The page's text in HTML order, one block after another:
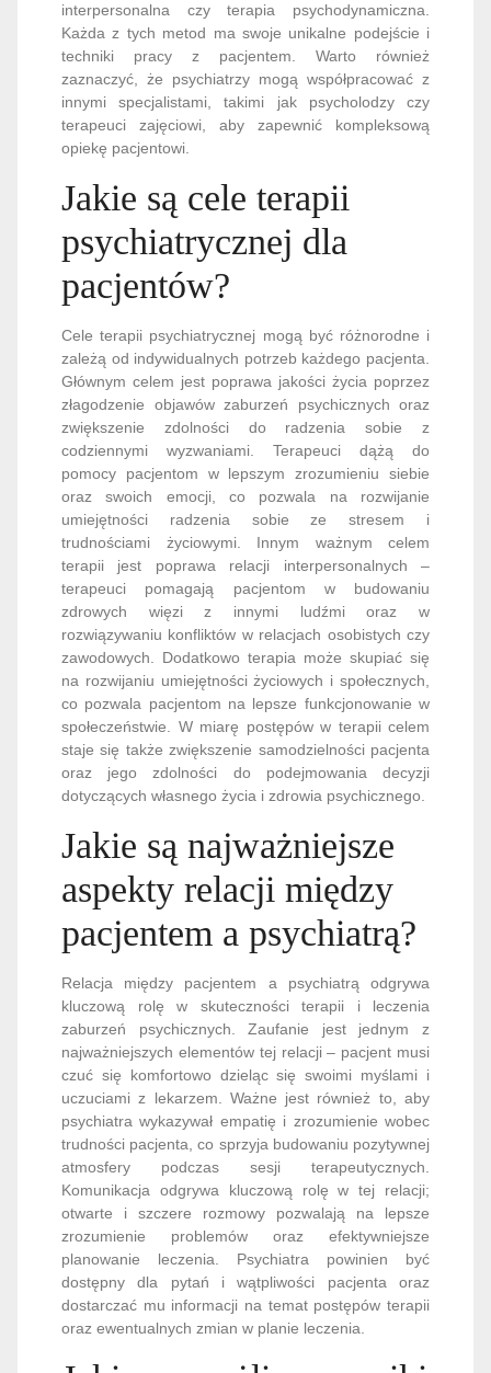
interpersonalna czy terapia psychodynamiczna.
Każda z tych metod ma swoje unikalne podejście i
techniki pracy z pacjentem. Warto również
zaznaczyć, że psychiatrzy mogą współpracować z
innymi specjalistami, takimi jak psycholodzy czy
terapeuci zajęciowi, aby zapewnić kompleksową
opiekę pacjentowi.
Jakie są cele terapii
psychiatrycznej dla
pacjentów?
Cele terapii psychiatrycznej mogą być różnorodne i
zależą od indywidualnych potrzeb każdego pacjenta.
Głównym celem jest poprawa jakości życia poprzez
złagodzenie objawów zaburzeń psychicznych oraz
zwiększenie zdolności do radzenia sobie z
codziennymi wyzwaniami. Terapeuci dążą do
pomocy pacjentom w lepszym zrozumieniu siebie
oraz swoich emocji, co pozwala na rozwijanie
umiejętności radzenia sobie ze stresem i
trudnościami życiowymi. Innym ważnym celem
terapii jest poprawa relacji interpersonalnych –
terapeuci pomagają pacjentom w budowaniu
zdrowych więzi z innymi ludźmi oraz w
rozwiązywaniu konfliktów w relacjach osobistych czy
zawodowych. Dodatkowo terapia może skupiać się
na rozwijaniu umiejętności życiowych i społecznych,
co pozwala pacjentom na lepsze funkcjonowanie w
społeczeństwie. W miarę postępów w terapii celem
staje się także zwiększenie samodzielności pacjenta
oraz jego zdolności do podejmowania decyzji
dotyczących własnego życia i zdrowia psychicznego.
Jakie są najważniejsze
aspekty relacji między
pacjentem a psychiatrą?
Relacja między pacjentem a psychiatrą odgrywa
kluczową rolę w skuteczności terapii i leczenia
zaburzeń psychicznych. Zaufanie jest jednym z
najważniejszych elementów tej relacji – pacjent musi
czuć się komfortowo dzieląc się swoimi myślami i
uczuciami z lekarzem. Ważne jest również to, aby
psychiatra wykazywał empatię i zrozumienie wobec
trudności pacjenta, co sprzyja budowaniu pozytywnej
atmosfery podczas sesji terapeutycznych.
Komunikacja odgrywa kluczową rolę w tej relacji;
otwarte i szczere rozmowy pozwalają na lepsze
zrozumienie problemów oraz efektywniejsze
planowanie leczenia. Psychiatra powinien być
dostępny dla pytań i wątpliwości pacjenta oraz
dostarczać mu informacji na temat postępów terapii
oraz ewentualnych zmian w planie leczenia.